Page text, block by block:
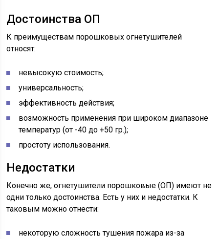
Достоинства ОП
К преимуществам порошковых огнетушителей
относят:
невысокую стоимость;
универсальность;
эффективность действия;
возможность применения при широком диапазоне
температур (от -40 до +50 гр.);
простоту использования.
Недостатки
Конечно же, огнетушители порошковые (ОП) имеют не
одни только достоинства. Есть у них и недостатки. К
таковым можно отнести:
некоторую сложность тушения пожара из-за